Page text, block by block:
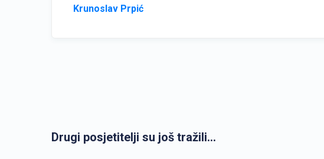
Krunoslav Prpić
Drugi posjetitelji su još tražili...